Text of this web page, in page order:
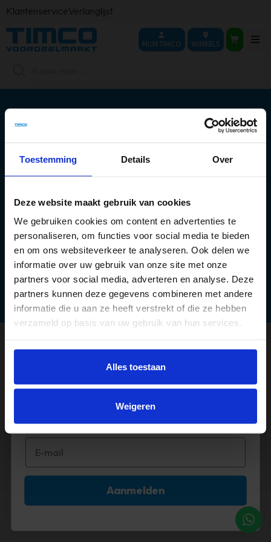
Toestemming Details Over
Deze website maakt gebruik van cookies
We gebruiken cookies om content en advertenties te
personaliseren, om functies voor social media te bieden
en om ons websiteverkeer te analyseren. Ook delen we
informatie over uw gebruik van onze site met onze
partners voor social media, adverteren en analyse. Deze
partners kunnen deze gegevens combineren met andere
informatie die u aan ze heeft verstrekt of die ze hebben
verzameld op basis van uw gebruik van hun services.
Alles toestaan
Weigeren
KlantenserviceVerlanglijst
MIJN TIMCO WINKELS
Over ons
Populaire categorieën
Mijn account
©2026 Timco Voordeelmarkt
Méér deals? 🤩
Abonneer je op onze mail!
Aanmelden